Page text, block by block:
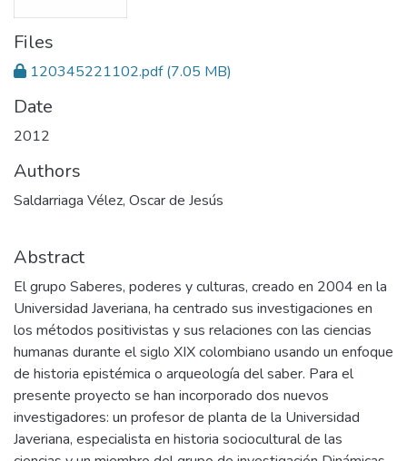
Files
120345221102.pdf(7.05 MB)
Date
2012
Authors
Saldarriaga Vélez, Oscar de Jesús
Abstract
El grupo Saberes, poderes y culturas, creado en 2004 en la
Universidad Javeriana, ha centrado sus investigaciones en
los métodos positivistas y sus relaciones con las ciencias
humanas durante el siglo XIX colombiano usando un enfoque
de historia epistémica o arqueología del saber. Para el
presente proyecto se han incorporado dos nuevos
investigadores: un profesor de planta de la Universidad
Javeriana, especialista en historia sociocultural de las